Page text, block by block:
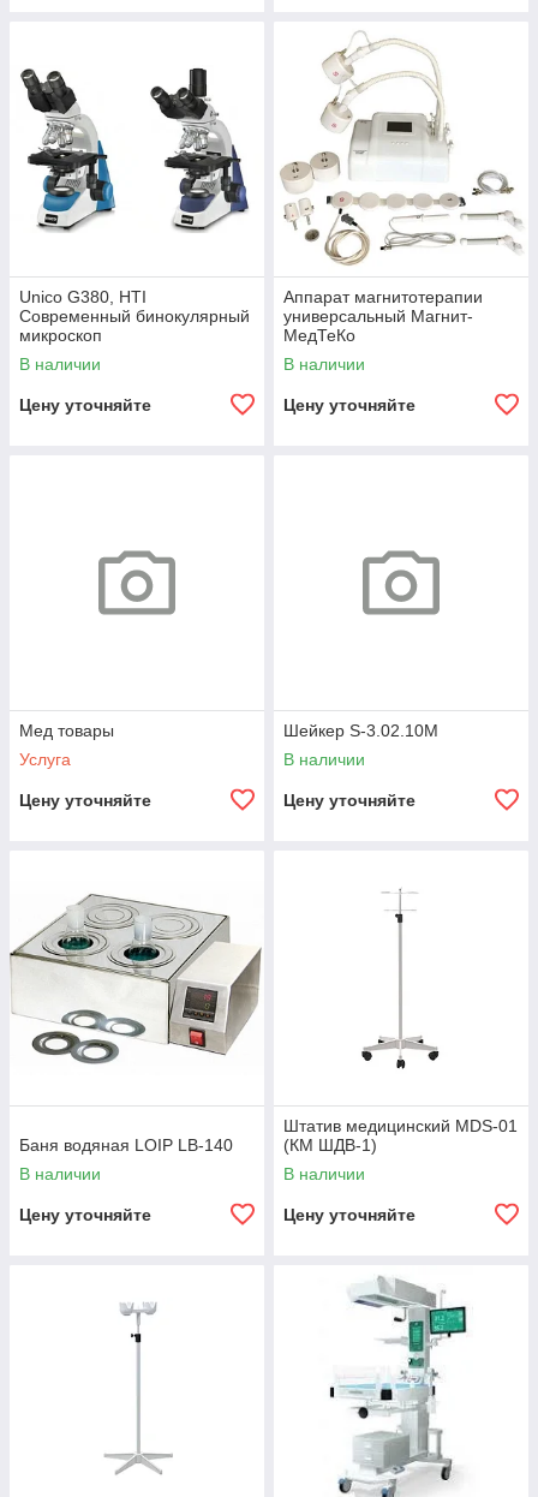
Unico G380, HTI
Современный бинокулярный
микроскоп
В наличии
Цену уточняйте
Аппарат магнитотерапии
универсальный Магнит-
МедТеКо
В наличии
Цену уточняйте
Мед товары
Услуга
Цену уточняйте
Шейкер S-3.02.10М
В наличии
Цену уточняйте
Баня водяная LOIP LB-140
В наличии
Цену уточняйте
Штатив медицинский MDS-01
(КМ ШДВ-1)
В наличии
Цену уточняйте